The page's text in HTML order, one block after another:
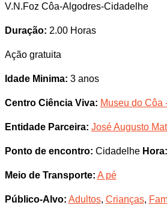
V.N.Foz Côa-Algodres-Cidadelhe
Duração: 2.00 Horas
Ação gratuita
Idade Minima: 3 anos
Centro Ciência Viva: Museu do Côa
Entidade Parceira: José Augusto
Ponto de encontro: Cidadelhe Hora:
Meio de Transporte: A pé
Público-Alvo: Adultos, Crianças,